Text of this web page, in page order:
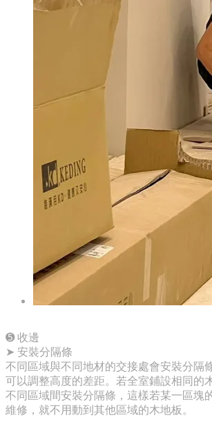
➎ 收邊
➤ 安裝分隔條
不同區域與不同地材的交接處會安裝分隔
可以調整高度的差距。若全室鋪設相同的
不同區域間安裝分隔條，這樣若某一區塊
維修，就不用動到其他區域的木地板。